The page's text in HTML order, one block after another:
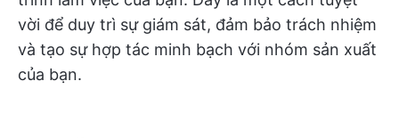
vời để duy trì sự giám sát, đảm bảo trách nhiệm
và tạo sự hợp tác minh bạch với nhóm sản xuất
của bạn.